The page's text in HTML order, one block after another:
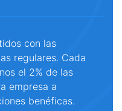
con las
regulares. Cada
el 2% de las
empresa a
benéficas.